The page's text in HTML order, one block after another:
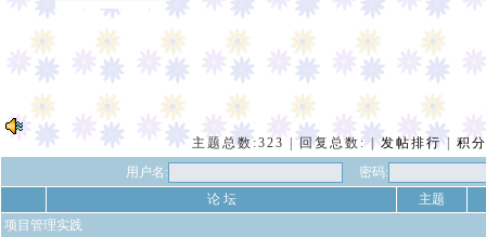
主题总数:323 | 回复总数: |发帖排行| 积
用户名:
密码:
论 坛
主题
项目管理实践